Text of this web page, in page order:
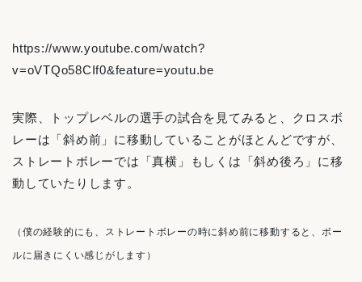
https://www.youtube.com/watch?
v=oVTQo58CIf0&feature=youtu.be
実際、トップレベルの選手の試合を見てみると、クロスボ
レーは「斜め前」に移動していることがほとんどですが、
ストレートボレーでは「真横」もしくは「斜め後ろ」に移
動していたりします。
（僕の経験的にも、ストレートボレーの時に斜め前に移動すると、ボー
ルに届きにくい感じがします）